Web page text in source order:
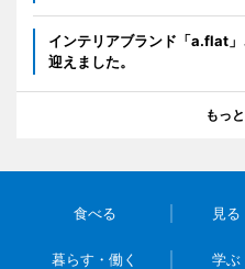
インテリアブランド「a.flat
迎えました。
もっ
食べる 見る
暮らす・働く 学ぶ